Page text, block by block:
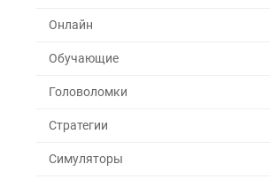
Онлайн
Обучающие
Головоломки
Стратегии
Симуляторы